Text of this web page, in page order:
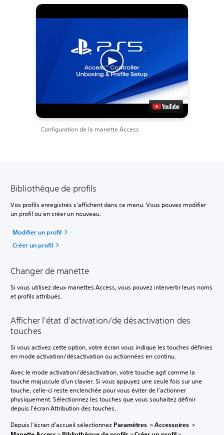
Configuration de la manette Access
Bibliothèque de profils
Vos profils enregistrés s'affichent dans ce menu. Vous pouvez modifier
un profil ou en créer un nouveau.
Modifier un profil
Créer un profil
Changer de manette
Si vous utilisez deux manettes Access, vous pouvez intervertir leurs noms
et profils attribués.
Afficher l'état d'activation/de désactivation des
touches
Si vous activez cette option, votre écran vous indique les touches définies
en mode activation/désactivation ou actionnées en continu.
Avec le mode activation/désactivation, votre touche agit comme la
touche majuscule d'un clavier. Si vous appuyez une seule fois sur une
touche, celle-ci reste enclenchée pour vous éviter de l'actionner
physiquement. Sélectionnez les touches que vous souhaitez définir
depuis l'écran Attribution des touches.
Depuis l'écran d'accueil sélectionnez Paramètres >Accessoires >